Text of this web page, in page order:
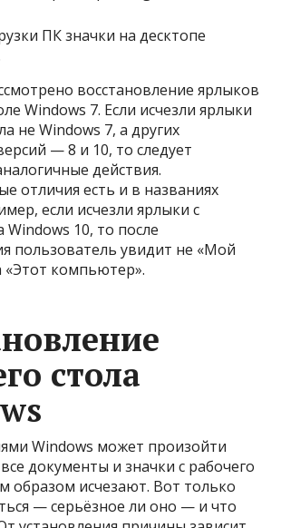
ПК значки на десктопе
восстановление ярлыков
Windows 7. Если исчезли ярлыки
не Windows 7, а других
— 8 и 10, то следует
действия.
отличия есть и в названиях
если исчезли ярлыки с
Windows 10, то после
пользователь увидит не «Мой
компьютер».
стола
Windows может произойти
документы и значки с рабочего
образом исчезают. Вот только
— серьёзное ли оно — и что